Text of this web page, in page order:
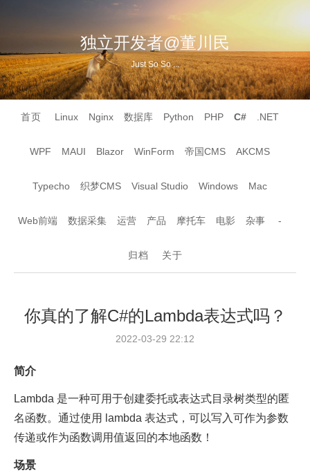
独立开发者@董川民
Just So So ...
首页 Linux Nginx 数据库 Python PHP C# .NET
WPF MAUI Blazor WinForm 帝国CMS AKCMS
Typecho 织梦CMS Visual Studio Windows Mac
Web前端 数据采集 运营 产品 摩托车 电影 杂事 -
归档 关于
你真的了解C#的Lambda表达式吗？
2022-03-29 22:12
简介
Lambda 是一种可用于创建委托或表达式目录树类型的匿
名函数。通过使用 lambda 表达式，可以写入可作为参数
传递或作为函数调用值返回的本地函数！
场景